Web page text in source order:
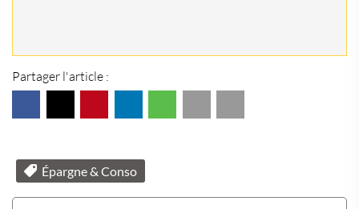
Partager l'article :
Épargne & Conso